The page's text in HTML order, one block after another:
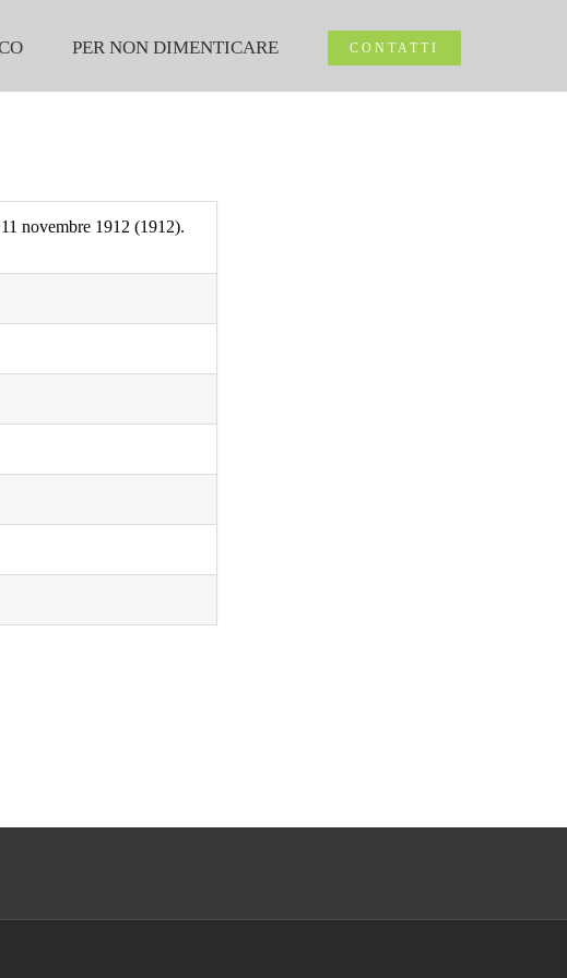
PER NON DIMENTICARE CONTATTI
novembre 1912 (1912).